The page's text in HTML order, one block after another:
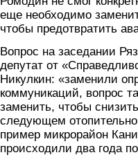
еще необходимо
чтобы предотвратить
Вопрос на заседании
депутат от
Никулкин: «заменили
коммуникаций, вопрос
заменить, чтобы
следующем
пример микрорайон
происходили два года